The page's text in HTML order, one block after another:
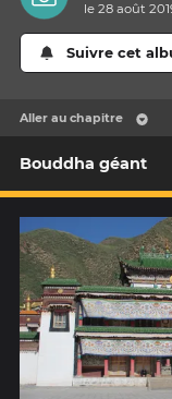
le 28 août
Suivre cet
Aller au chapitre
Bouddha géant